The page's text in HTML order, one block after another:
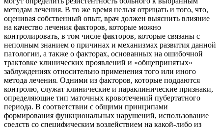
методам лечения. В то же время нельзя отрицать и того, что,
оценивая собственный опыт, врач должен выяснить влияние
на качество лечения факторов, которые можно
контролировать, в том числе факторов, которые связаны с
неполным знанием о причинах и механизмах развития данной
патологии, а также о факторах, основанных на ошибочной
трактовке клинических проявлений и «общепринятых»
заблуждениях относительно применения того или иного
метода лечения. Одними из факторов, которые поддаются
контролю, служат клинические и параклинические признаки,
определяющие тип маточных кровотечений пубертатного
периода. В соответствии с общими принципами
формирования функциональных нарушений, использование
средств со специфическим воздействием на какой-либо из